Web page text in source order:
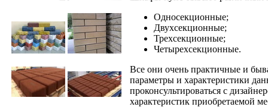
Односекционные;
Двухсекционные;
Трехсекционные;
Четырехсекционные.
Все они очень практичные и
параметры и характеристики
проконсультироваться с
характеристик приобретаемой